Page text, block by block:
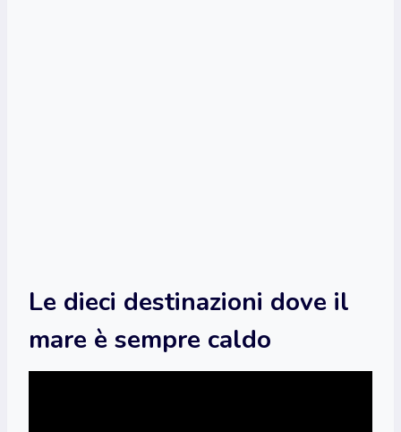
Le dieci destinazioni dove il
mare è sempre caldo